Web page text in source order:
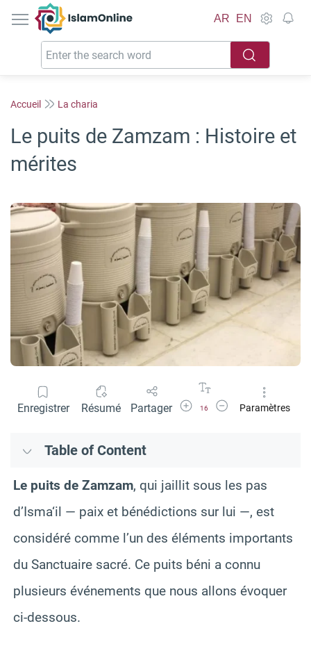
IslamOnline
AR EN
Accueil La charia
Le puits de Zamzam : Histoire et
mérites
Enregistrer Résumé Partager Agrandir la police
16
Réduire la police
Paramètres
Table of Content
Le puits de Zamzam, qui jaillit sous les pas
d’Isma‘il — paix et bénédictions sur lui —, est
considéré comme l’un des éléments importants
du Sanctuaire sacré. Ce puits béni a connu
plusieurs événements que nous allons évoquer
ci-dessous.